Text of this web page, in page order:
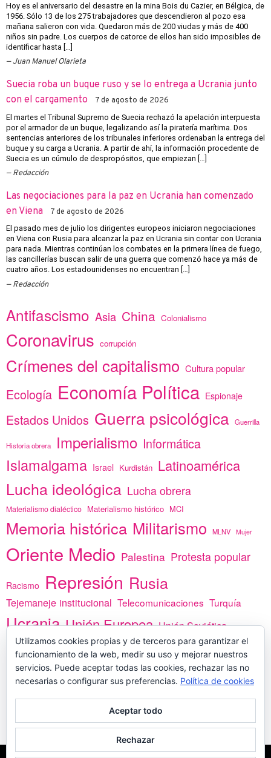
Hoy es el aniversario del desastre en la mina Bois du Cazier, en Bélgica, de
1956. Sólo 13 de los 275 trabajadores que descendieron al pozo esa
mañana salieron con vida. Quedaron más de 200 viudas y más de 400
niños sin padre. Los cuerpos de catorce de ellos han sido imposibles de
identificar hasta […]
Juan Manuel Olarieta
Suecia roba un buque ruso y se lo entrega a Ucrania junto
con el cargamento
7 de agosto de 2026
El martes el Tribunal Supremo de Suecia rechazó la apelación interpuesta
por el armador de un buque, legalizando así la piratería marítima. Dos
sentencias anteriores de los tribunales inferiores ordenaban la entrega del
buque y su carga a Ucrania. A partir de ahí, la información procedente de
Suecia es un cúmulo de despropósitos, que empiezan […]
Redacción
Las negociaciones para la paz en Ucrania han comenzado
en Viena
7 de agosto de 2026
El pasado mes de julio los dirigentes europeos iniciaron negociaciones
en Viena con Rusia para alcanzar la paz en Ucrania sin contar con Ucrania
para nada. Mientras continúan los combates en la primera línea de fuego,
las cancillerías buscan salir de una guerra que comenzó hace ya más de
cuatro años. Los estadounidenses no encuentran […]
Redacción
Antifascismo Asia China Colonialismo
Coronavirus corrupción
Crímenes del capitalismo Cultura popular
Ecología Economía Política Espionaje
Estados Unidos Guerra psicológica Guerrilla
Historia obrera Imperialismo Informática
Islamalgama Israel Kurdistán Latinoamérica
Lucha ideológica Lucha obrera
Materialismo dialéctico Materialismo histórico MCI
Memoria histórica Militarismo MLNV Mujer
Oriente Medio Palestina Protesta popular
Racismo Represión Rusia
Tejemaneje institucional Telecomunicaciones Turquía
Ucrania Unión Europea Unión Soviética
vacunas Yemen África
PREGÚNTANOS
Utilizamos cookies propias y de terceros para garantizar el
funcionamiento de la web, medir su uso y mejorar nuestros
servicios. Puede aceptar todas las cookies, rechazar las no
necesarias o configurar sus preferencias. Política de cookies
Aceptar todo
Rechazar